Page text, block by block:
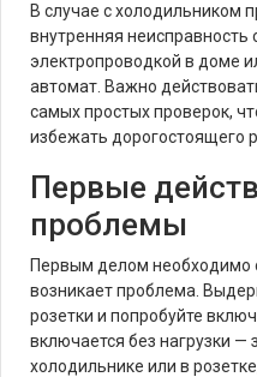
В случае с холодильником
внутренняя
электропроводкой в доме
автомат. Важно
самых простых проверок,
избежать дорогостоящего
Первые
проблемы
Первым делом необходимо
возникает проблема.
розетки и попробуйте
включается без нагрузки
холодильнике или в